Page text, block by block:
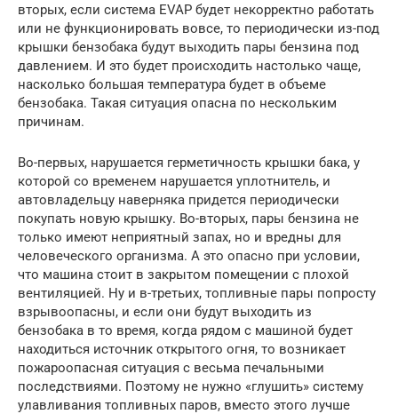
вторых, если система EVAP будет некорректно работать
или не функционировать вовсе, то периодически из-под
крышки бензобака будут выходить пары бензина под
давлением. И это будет происходить настолько чаще,
насколько большая температура будет в объеме
бензобака. Такая ситуация опасна по нескольким
причинам.
Во-первых, нарушается герметичность крышки бака, у
которой со временем нарушается уплотнитель, и
автовладельцу наверняка придется периодически
покупать новую крышку. Во-вторых, пары бензина не
только имеют неприятный запах, но и вредны для
человеческого организма. А это опасно при условии,
что машина стоит в закрытом помещении с плохой
вентиляцией. Ну и в-третьих, топливные пары попросту
взрывоопасны, и если они будут выходить из
бензобака в то время, когда рядом с машиной будет
находиться источник открытого огня, то возникает
пожароопасная ситуация с весьма печальными
последствиями. Поэтому не нужно «глушить» систему
улавливания топливных паров, вместо этого лучше